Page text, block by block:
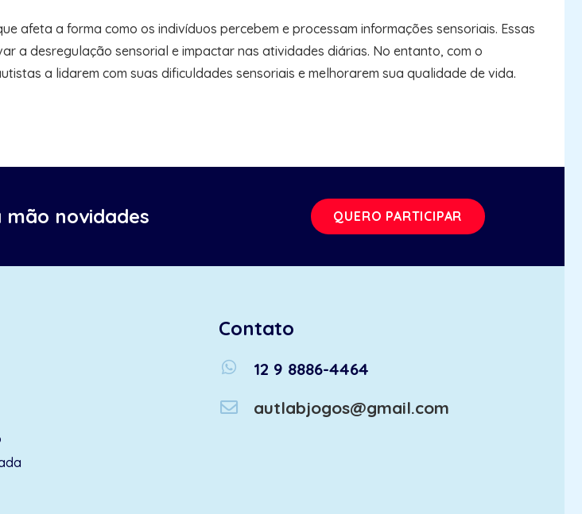
afeta a forma como os indivíduos percebem e processam informações sensoriais. Essas
a desregulação sensorial e impactar nas atividades diárias. No entanto, com o
a lidarem com suas dificuldades sensoriais e melhorarem sua qualidade de vida.
mão novidades QUERO PARTICIPAR
Contato
whatsapp
12 9 8886-4464
autlabjogos@gmail.com